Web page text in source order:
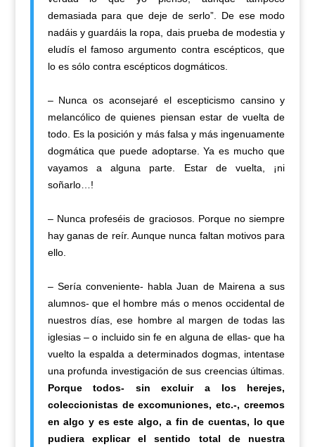
demasiada para que deje de serlo”. De ese modo
nadáis y guardáis la ropa, dais prueba de modestia y
eludís el famoso argumento contra escépticos, que
lo es sólo contra escépticos dogmáticos.
– Nunca os aconsejaré el escepticismo cansino y
melancólico de quienes piensan estar de vuelta de
todo. Es la posición y más falsa y más ingenuamente
dogmática que puede adoptarse. Ya es mucho que
vayamos a alguna parte. Estar de vuelta, ¡ni
soñarlo…!
– Nunca profeséis de graciosos. Porque no siempre
hay ganas de reír. Aunque nunca faltan motivos para
ello.
– Sería conveniente- habla Juan de Mairena a sus
alumnos- que el hombre más o menos occidental de
nuestros días, ese hombre al margen de todas las
iglesias – o incluido sin fe en alguna de ellas- que ha
vuelto la espalda a determinados dogmas, intentase
una profunda investigación de sus creencias últimas.
Porque todos- sin excluir a los herejes,
coleccionistas de excomuniones, etc.-, creemos
en algo y es este algo, a fin de cuentas, lo que
pudiera explicar el sentido total de nuestra